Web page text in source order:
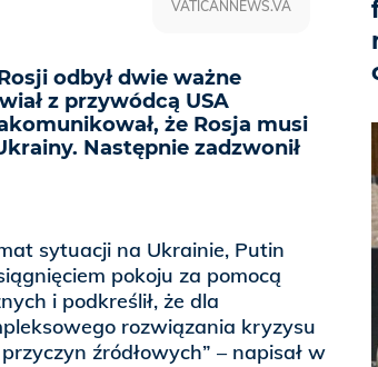
odbył dwie ważne
z przywódcą USA
że Rosja musi
Następnie zadzwonił
VATICANNEWS.VA
sytuacji na Ukrainie, Putin
pokoju za pomocą
i podkreślił, że dla
rozwiązania kryzysu
źródłowych” – napisał w